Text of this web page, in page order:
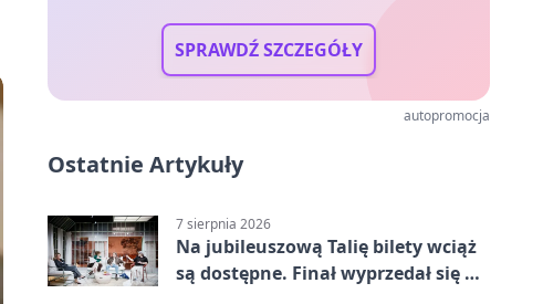
SPRAWDŹ SZCZEGÓŁY
autopromocja
Ostatnie Artykuły
7 sierpnia 2026
Na jubileuszową Talię bilety wciąż
są dostępne. Finał wyprzedał się w